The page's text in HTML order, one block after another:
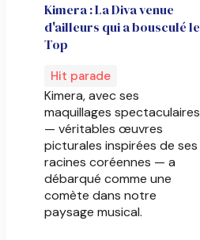
Kimera : La Diva venue
d'ailleurs qui a bousculé le
Top
Hit parade
Kimera, avec ses
maquillages spectaculaires
— véritables œuvres
picturales inspirées de ses
racines coréennes — a
débarqué comme une
comète dans notre
paysage musical.